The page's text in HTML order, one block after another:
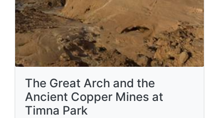
The Great Arch and the
Ancient Copper Mines at
Timna Park